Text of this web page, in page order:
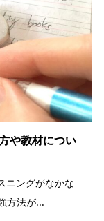
や教材につい
ニングがなかな
方法が...